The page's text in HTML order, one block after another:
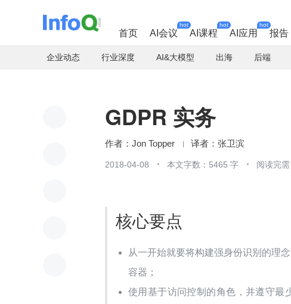
首页 AI会议
hot
AI课程
hot
AI应用
hot
报告
企业动态 行业深度 AI&大模型 出海 后端
GDPR 实务
Jon Topper 张卫滨
2018-04-08 本文字数：5465 字 阅读完
核心要点
从一开始就要将构建强身份识别的理
容器；
使用基于访问控制的角色，并遵守最